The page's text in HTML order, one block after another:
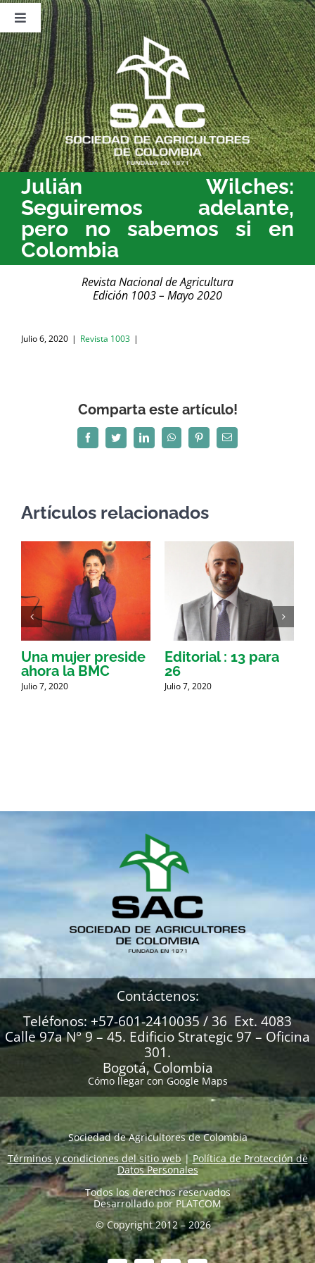
Saltar
contenido
Toggle
Navigation
Nosotros
Publicaciones
Sala de Prensa
Eventos
Julián Wilches:
Seguiremos adelante,
pero no sabemos si en
Colombia
Revista Nacional de Agricultura
Edición 1003 – Mayo 2020
Julio 6, 2020 | Revista 1003 |
Comparta este artículo!
FacebookTwitterLinkedInWhatsAppPinterestCorreo
electrónico
Artículos relacionados
Una mujer preside
ahora la BMC
Julio 7, 2020
Editorial : 13 para
26
Julio 7, 2020
Contáctenos:
Teléfonos: +57-601-2410035 / 36 Ext. 4083
Calle 97a N° 9 – 45. Edificio Strategic 97 – Oficina
301.
Bogotá, Colombia
Cómo llegar con Google Maps
Sociedad de Agricultores de Colombia
Términos y condiciones del sitio web|Política de Protección de
Datos Personales
Todos los derechos reservados
Desarrollado por PLATCOM
© Copyright 2012 – 2026